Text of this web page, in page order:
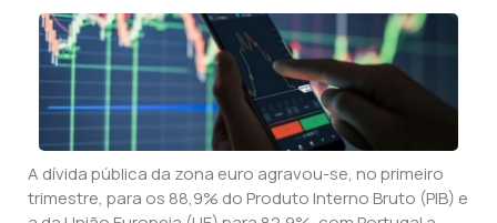
A dívida pública da zona euro agravou-se, no primeiro
trimestre, para os 88,9% do Produto Interno Bruto (PIB) e